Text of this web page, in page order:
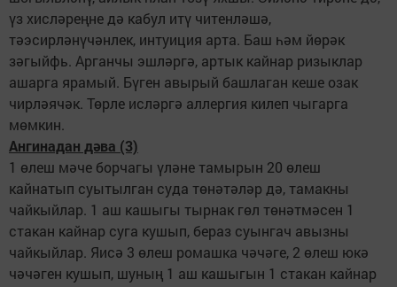
үз хисләреңне дә кабул итү читенләшә,
тәэсирләнүчәнлек, интуиция арта. Баш һәм йөрәк
зәгыйфь. Арганчы эшләргә, артык кайнар ризыклар
ашарга ярамый. Бүген авырый башлаган кеше озак
чирләячәк. Төрле исләргә аллергия килеп чыгарга
мөмкин.
Ангинадан дәва (3)
1 өлеш мәче борчагы үләне тамырын 20 өлеш
кайнатып суытылган суда төнәтәләр дә, тамакны
чайкыйлар. 1 аш кашыгы тырнак гөл төнәтмәсен 1
стакан кайнар суга кушып, бераз суынгач авызны
чайкыйлар. Яисә 3 өлеш ромашка чәчәге, 2 өлеш юкә
чәчәген кушып, шуның 1 аш кашыгын 1 стакан кайнар